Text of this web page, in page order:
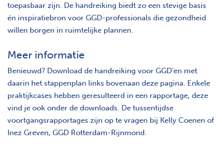
toepasbaar zijn. De handreiking biedt zo een stevige basis
én inspiratiebron voor GGD-professionals die gezondheid
willen borgen in ruimtelijke plannen.
Meer informatie
Benieuwd? Download de handreiking voor GGD’en met
daarin het stappenplan links bovenaan deze pagina. Enkele
praktijkcases hebben geresulteerd in een rapportage, deze
vind je ook onder de downloads. De tussentijdse
voortgangsrapportages zijn op te vragen bij Kelly Coenen of
Inez Greven, GGD Rotterdam-Rijnmond.